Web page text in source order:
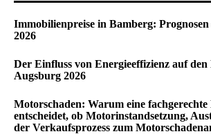
Immobilienpreise in Bamberg:
2026
Der Einfluss von Energieeffizienz auf
Augsburg 2026
Motorschaden: Warum eine fachgerechte
entscheidet, ob Motorinstandsetzung,
der Verkaufsprozess zum